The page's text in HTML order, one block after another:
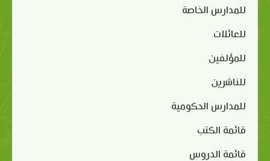
للمدارس الخاصة
للعائلات
للمؤلفين
للناشرين
للمدارس الحكومية
قائمة الكتب
قائمة الدروس